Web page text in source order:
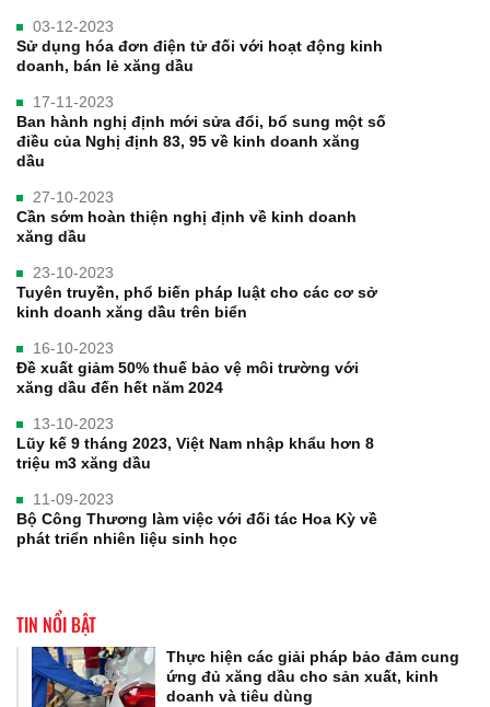
03-12-2023
Sử dụng hóa đơn điện tử đối với hoạt động kinh
doanh, bán lẻ xăng dầu
17-11-2023
Ban hành nghị định mới sửa đổi, bổ sung một số
điều của Nghị định 83, 95 về kinh doanh xăng
dầu
27-10-2023
Cần sớm hoàn thiện nghị định về kinh doanh
xăng dầu
23-10-2023
Tuyên truyền, phổ biến pháp luật cho các cơ sở
kinh doanh xăng dầu trên biển
16-10-2023
Đề xuất giảm 50% thuế bảo vệ môi trường với
xăng dầu đến hết năm 2024
13-10-2023
Lũy kế 9 tháng 2023, Việt Nam nhập khẩu hơn 8
triệu m3 xăng dầu
11-09-2023
Bộ Công Thương làm việc với đối tác Hoa Kỳ về
phát triển nhiên liệu sinh học
TIN NỔI BẬT
Thực hiện các giải pháp bảo đảm cung
ứng đủ xăng dầu cho sản xuất, kinh
doanh và tiêu dùng